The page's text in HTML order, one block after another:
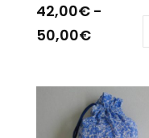
42,00€ -
50,00€Rango
precios:
desde
42,00€
múltiples